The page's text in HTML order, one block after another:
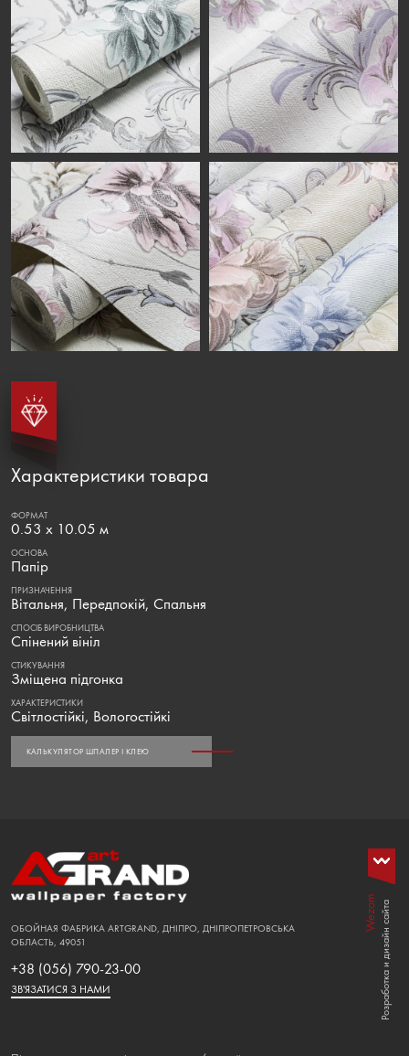
Характеристики товара
ФОРМАТ
0.53 х 10.05 м
ОСНОВА
Папір
ПРИЗНАЧЕННЯ
Вітальня, Передпокій, Спальня
СПОСІБ ВИРОБНИЦТВА
Спінений вініл
СТИКУВАННЯ
Зміщена підгонка
ХАРАКТЕРИСТИКИ
Світлостійкі, Вологостійкі
КАЛЬКУЛЯТОР ШПАЛЕР І КЛЕЮ
ОБОЙНАЯ ФАБРИКА ARTGRAND, ДНІПРО, ДНІПРОПЕТРОВСЬКА
ОБЛАСТЬ, 49051
+38 (056) 790-23-00
ЗВ'ЯЗАТИСЯ З НАМИ
WezomРозработка и дизайн сайта